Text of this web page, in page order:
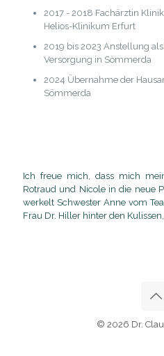
2017 - 2018 Fachärztin
Helios-Klinikum Erfurt
2019 bis 2023 Anstellung
Versorgung in Sömmerda
2024 Übernahme der
Sömmerda
Ich freue mich, dass mich
Rotraud und Nicole in die neue
werkelt Schwester Anne vom
Frau Dr. Hiller hinter den
© 2026 Dr.